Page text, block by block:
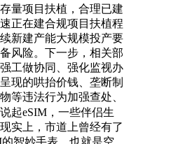
量项目扶植，合理已建
正在建合规项目扶植程
新建产能大规模投产要
风险。下一步，相关部
工做协同、强化监视办
现的哄抬价钱、垄断制
等违法行为加强查处、
说起eSIM，一些伴侣生
实上，市道上曾经有了
智妙手表，也就是空